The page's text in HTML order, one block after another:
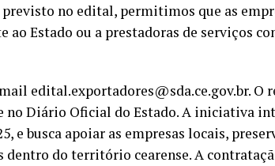
no edital, permitimos que as
Estado ou a prestadoras de serviços
edital.exportadores@sda.ce.gov.br. O
no Diário Oficial do Estado. A iniciativa
e busca apoiar as empresas locais,
do território cearense. A